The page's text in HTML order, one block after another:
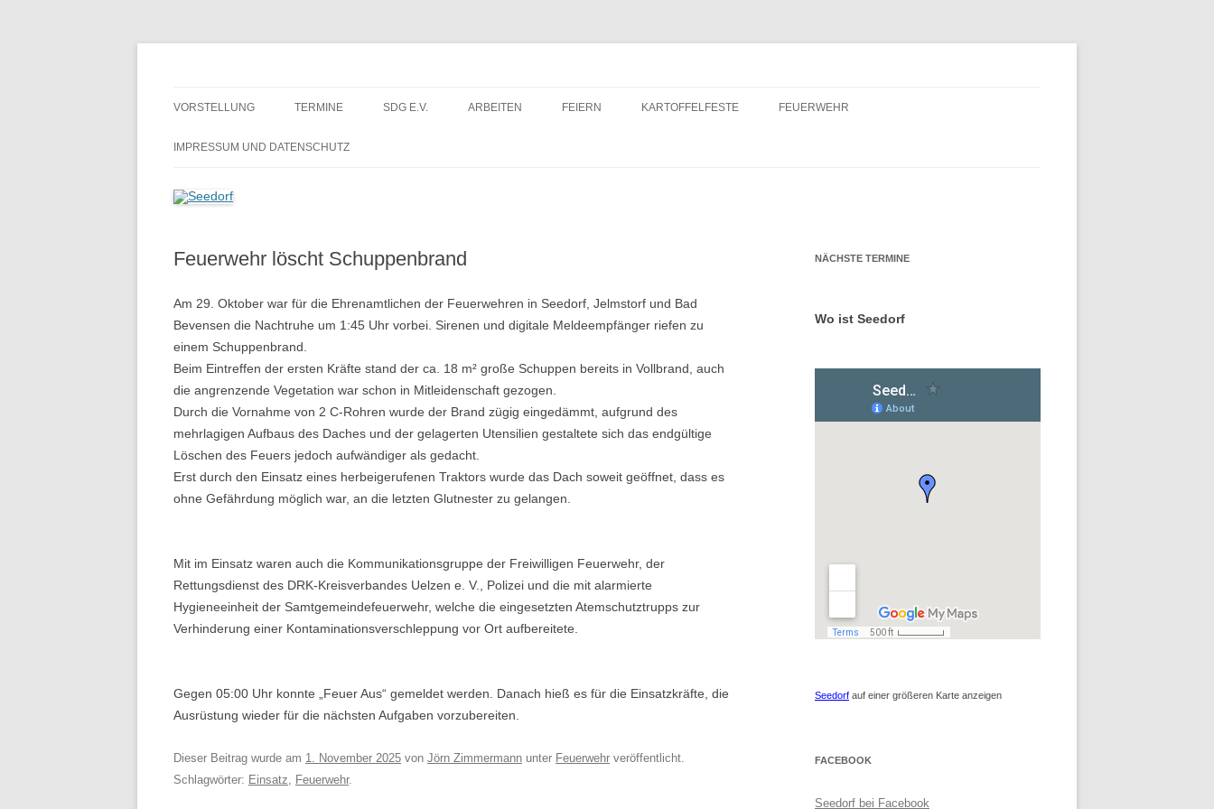
VORSTELLUNG
GESCHICHTE
TERMINE SDG E.V. ARBEITEN FEIERN KARTOFFELFESTE FEUERWEHR
IMPRESSUM UND DATENSCHUTZ
Feuerwehr löscht Schuppenbrand
Am 29. Oktober war für die Ehrenamtlichen der Feuerwehren in Seedorf, Jelmstorf und Bad
Bevensen die Nachtruhe um 1:45 Uhr vorbei. Sirenen und digitale Meldeempfänger riefen zu
einem Schuppenbrand.
Beim Eintreffen der ersten Kräfte stand der ca. 18 m² große Schuppen bereits in Vollbrand, auch
die angrenzende Vegetation war schon in Mitleidenschaft gezogen.
Durch die Vornahme von 2 C-Rohren wurde der Brand zügig eingedämmt, aufgrund des
mehrlagigen Aufbaus des Daches und der gelagerten Utensilien gestaltete sich das endgültige
Löschen des Feuers jedoch aufwändiger als gedacht.
Erst durch den Einsatz eines herbeigerufenen Traktors wurde das Dach soweit geöffnet, dass es
ohne Gefährdung möglich war, an die letzten Glutnester zu gelangen.
Mit im Einsatz waren auch die Kommunikationsgruppe der Freiwilligen Feuerwehr, der
Rettungsdienst des DRK-Kreisverbandes Uelzen e. V., Polizei und die mit alarmierte
Hygieneeinheit der Samtgemeindefeuerwehr, welche die eingesetzten Atemschutztrupps zur
Verhinderung einer Kontaminationsverschleppung vor Ort aufbereitete.
Gegen 05:00 Uhr konnte „Feuer Aus“ gemeldet werden. Danach hieß es für die Einsatzkräfte, die
Ausrüstung wieder für die nächsten Aufgaben vorzubereiten.
Dieser Beitrag wurde am 1. November 2025 von Jörn Zimmermann unter Feuerwehr veröffentlicht.
Schlagwörter: Einsatz, Feuerwehr.
NÄCHSTE TERMINE
Wo ist Seedorf
Seedorf auf einer größeren Karte anzeigen
FACEBOOK
Seedorf bei Facebook